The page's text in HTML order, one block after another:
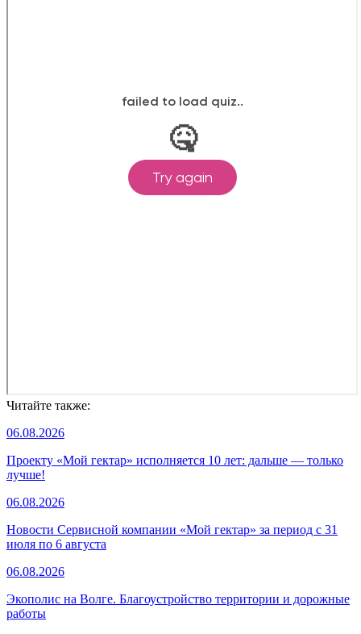
Читайте также:
06.08.2026
Проекту «Мой гектар» исполняется 10 лет: дальше — только
лучше!
06.08.2026
Новости Сервисной компании «Мой гектар» за период с 31
июля по 6 августа
06.08.2026
Экополис на Волге. Благоустройство территории и дорожные
работы